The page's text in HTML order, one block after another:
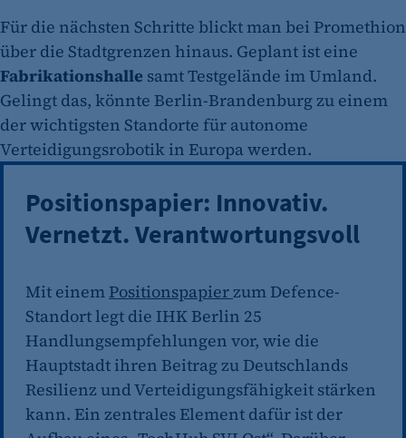
Für die nächsten Schritte blickt man bei Promethion
über die Stadtgrenzen hinaus. Geplant ist eine
Fabrikationshalle samt Testgelände im Umland.
Gelingt das, könnte Berlin-Brandenburg zu einem
der wichtigsten Standorte für autonome
Verteidigungsrobotik in Europa werden.
Positionspapier: Innovativ.
Vernetzt. Verantwortungsvoll
Mit einem Positionspapierzum Defence-
Standort legt die IHK Berlin 25
Handlungsempfehlungen vor, wie die
Hauptstadt ihren Beitrag zu Deutschlands
Resilienz und Verteidigungsfähigkeit stärken
kann. Ein zentrales Element dafür ist der